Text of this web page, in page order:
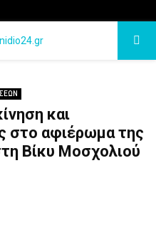
και
στο αφιέρωμα της
Βίκυ Μοσχολιού